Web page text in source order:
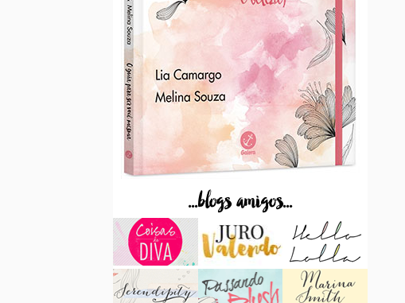
...blogs amigos...